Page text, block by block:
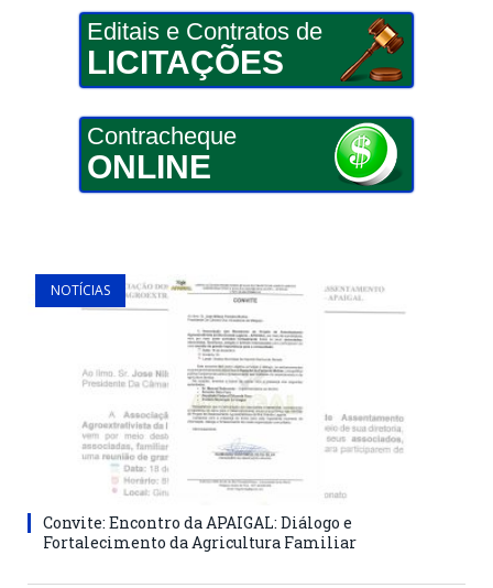
Editais e Contratos de
LICITAÇÕES
Contracheque
ONLINE
NOTÍCIAS
Convite: Encontro da APAIGAL: Diálogo e
Fortalecimento da Agricultura Familiar